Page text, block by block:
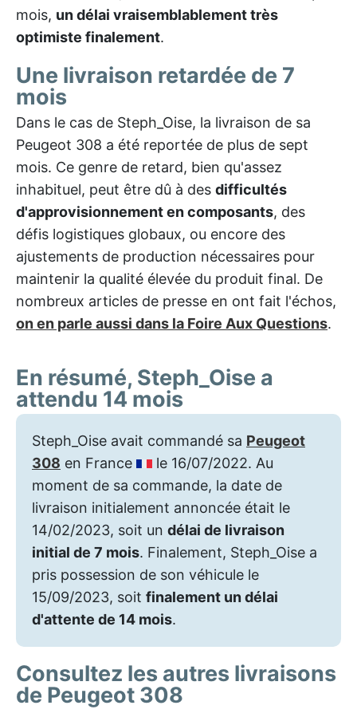
mois, un délai vraisemblablement très
optimiste finalement.
Une livraison retardée de 7
mois
Dans le cas de Steph_Oise, la livraison de sa
Peugeot 308 a été reportée de plus de sept
mois. Ce genre de retard, bien qu'assez
inhabituel, peut être dû à des difficultés
d'approvisionnement en composants, des
défis logistiques globaux, ou encore des
ajustements de production nécessaires pour
maintenir la qualité élevée du produit final. De
nombreux articles de presse en ont fait l'échos,
on en parle aussi dans la Foire Aux Questions.
En résumé, Steph_Oise a
attendu 14 mois
Steph_Oise avait commandé sa Peugeot
308 en France
le 16/07/2022. Au
moment de sa commande, la date de
livraison initialement annoncée était le
14/02/2023, soit un délai de livraison
initial de 7 mois. Finalement, Steph_Oise a
pris possession de son véhicule le
15/09/2023, soit finalement un délai
d'attente de 14 mois.
Consultez les autres livraisons
de Peugeot 308